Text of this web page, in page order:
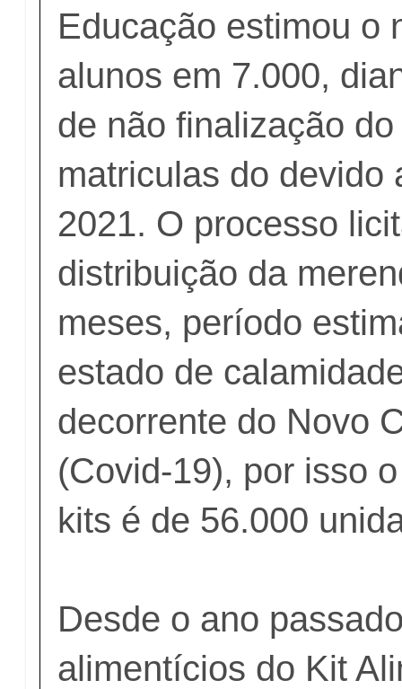
Educação estimou o
alunos em 7.000,
de não finalização
matriculas do devido
2021. O processo
distribuição da
meses, período
estado de
decorrente do Novo
(Covid-19), por isso
kits é de 56.000
Desde o ano
alimentícios do Kit